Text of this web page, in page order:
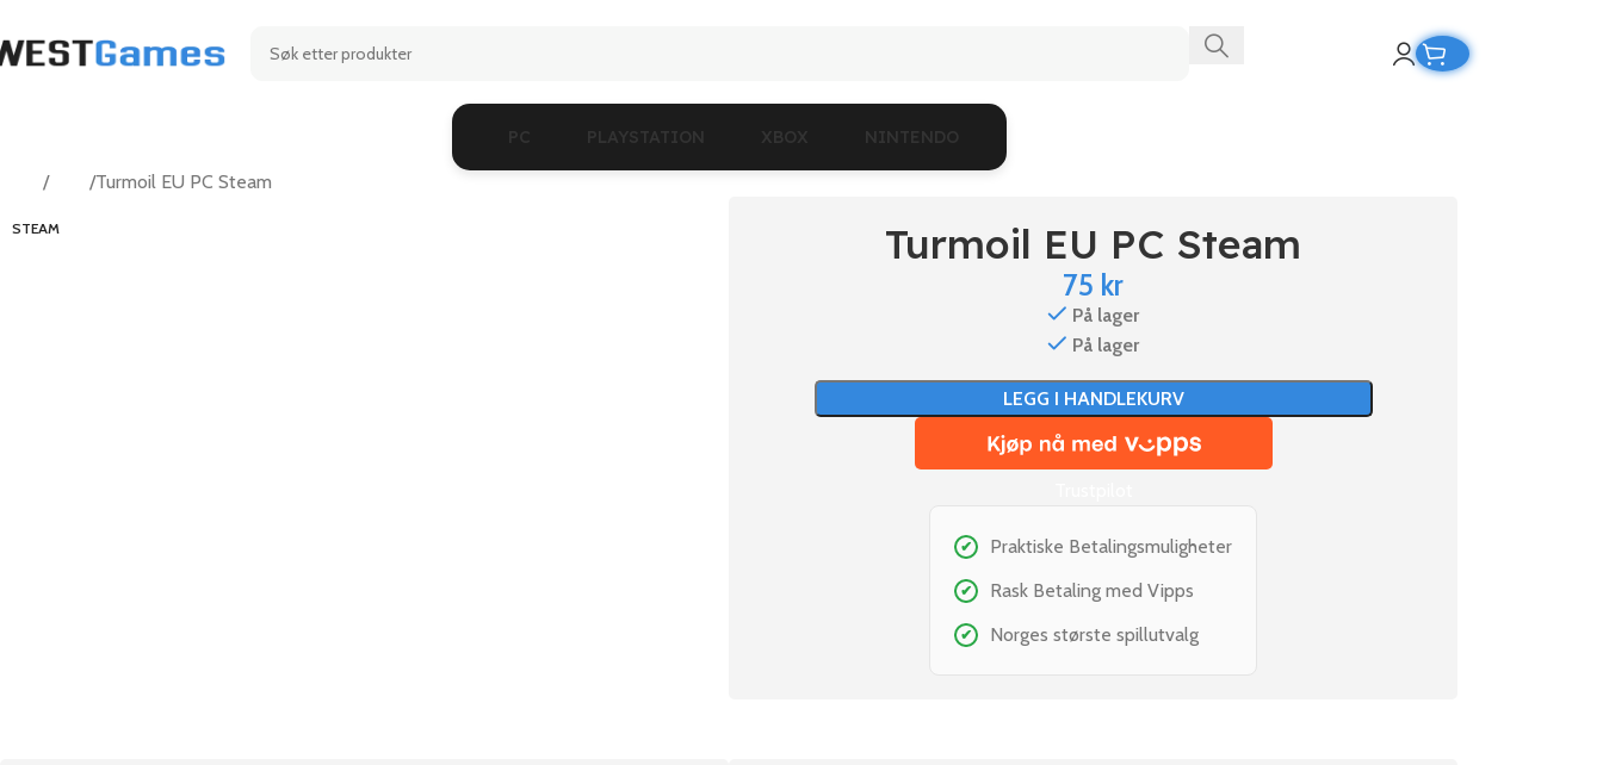
PC PLAYSTATION XBOX NINTENDO
Indie Turmoil EU PC Steam
STEAM Turmoil EU PC Steam
75 kr
På lager
På lager
LEGG I HANDLEKURV
✔ Praktiske Betalingsmuligheter
✔ Rask Betaling med Vipps
✔ Norges største spillutvalg